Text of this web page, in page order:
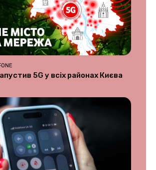
5G у всіх районах Києва